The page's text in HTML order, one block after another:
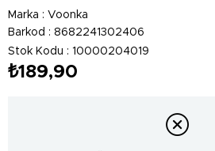
Marka : Voonka
Barkod : 8682241302406
Stok Kodu
10000204019
₺189,90